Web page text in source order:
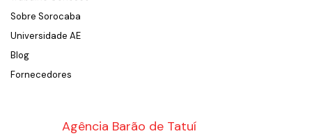
Sobre Sorocaba
Universidade AE
Blog
Fornecedores
Agência Barão de Tatuí